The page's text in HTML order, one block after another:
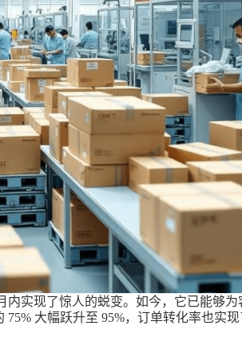
实现了惊人的蜕变。如今，它已能够
大幅跃升至 95%，订单转化率也实现